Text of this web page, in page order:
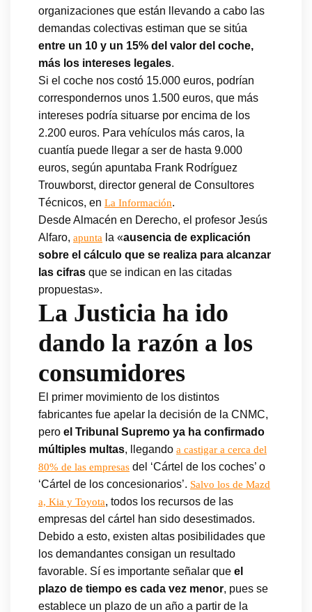
organizaciones que están llevando a cabo las
demandas colectivas estiman que se sitúa
entre un 10 y un 15% del valor del coche,
más los intereses legales.
Si el coche nos costó 15.000 euros, podrían
correspondernos unos 1.500 euros, que más
intereses podría situarse por encima de los
2.200 euros. Para vehículos más caros, la
cuantía puede llegar a ser de hasta 9.000
euros, según apuntaba Frank Rodríguez
Trouwborst, director general de Consultores
Técnicos, en La Información.
Desde Almacén en Derecho, el profesor Jesús
Alfaro, apunta la «ausencia de explicación
sobre el cálculo que se realiza para alcanzar
las cifras que se indican en las citadas
propuestas».
La Justicia ha ido
dando la razón a los
consumidores
El primer movimiento de los distintos
fabricantes fue apelar la decisión de la CNMC,
pero el Tribunal Supremo ya ha confirmado
múltiples multas, llegando a castigar a cerca del
80% de las empresas del ‘Cártel de los coches’ o
‘Cártel de los concesionarios’. Salvo los de Mazd
a, Kia y Toyota, todos los recursos de las
empresas del cártel han sido desestimados.
Debido a esto, existen altas posibilidades que
los demandantes consigan un resultado
favorable. Sí es importante señalar que el
plazo de tiempo es cada vez menor, pues se
establece un plazo de un año a partir de la